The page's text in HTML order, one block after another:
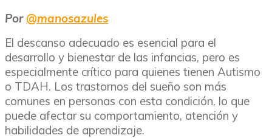
Por @manosazules
El descanso adecuado es esencial para el
desarrollo y bienestar de las infancias, pero es
especialmente crítico para quienes tienen Autismo
o TDAH. Los trastornos del sueño son más
comunes en personas con esta condición, lo que
puede afectar su comportamiento, atención y
habilidades de aprendizaje.